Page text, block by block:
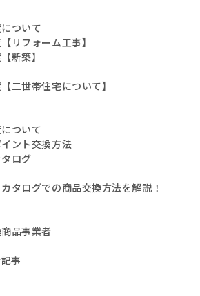
ついて
リフォーム工事】
新築】
二世帯住宅について】
ついて
ント交換方法
ログ
タログでの商品交換方法を解説！
品事業者
事